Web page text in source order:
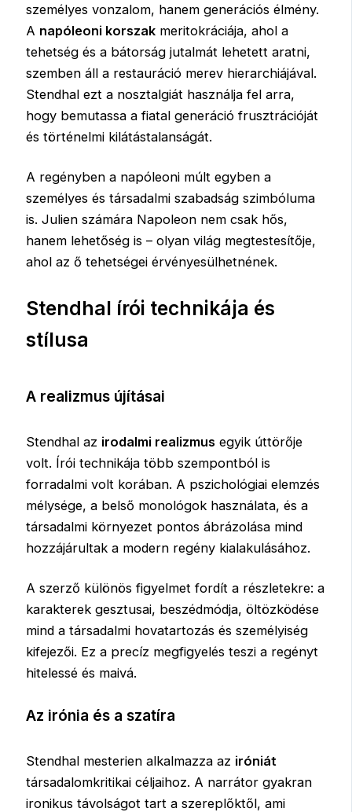
személyes vonzalom, hanem generációs élmény.
A napóleoni korszak meritokráciája, ahol a
tehetség és a bátorság jutalmát lehetett aratni,
szemben áll a restauráció merev hierarchiájával.
Stendhal ezt a nosztalgiát használja fel arra,
hogy bemutassa a fiatal generáció frusztrációját
és történelmi kilátástalanságát.
A regényben a napóleoni múlt egyben a
személyes és társadalmi szabadság szimbóluma
is. Julien számára Napoleon nem csak hős,
hanem lehetőség is – olyan világ megtestesítője,
ahol az ő tehetségei érvényesülhetnének.
Stendhal írói technikája és
stílusa
A realizmus újításai
Stendhal az irodalmi realizmus egyik úttörője
volt. Írói technikája több szempontból is
forradalmi volt korában. A pszichológiai elemzés
mélysége, a belső monológok használata, és a
társadalmi környezet pontos ábrázolása mind
hozzájárultak a modern regény kialakulásához.
A szerző különös figyelmet fordít a részletekre: a
karakterek gesztusai, beszédmódja, öltözködése
mind a társadalmi hovatartozás és személyiség
kifejezői. Ez a precíz megfigyelés teszi a regényt
hitelessé és maivá.
Az irónia és a szatíra
Stendhal mesterien alkalmazza az iróniát
társadalomkritikai céljaihoz. A narrátor gyakran
ironikus távolságot tart a szereplőktől, ami